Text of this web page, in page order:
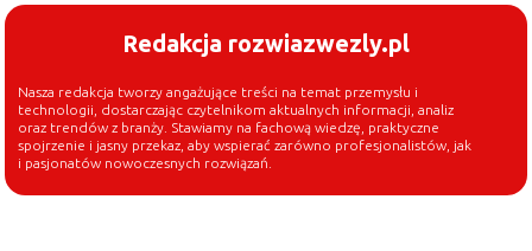
Redakcja rozwiazwezly.pl
Nasza redakcja tworzy angażujące treści na temat przemysłu i
technologii, dostarczając czytelnikom aktualnych informacji, analiz
oraz trendów z branży. Stawiamy na fachową wiedzę, praktyczne
spojrzenie i jasny przekaz, aby wspierać zarówno profesjonalistów, jak
i pasjonatów nowoczesnych rozwiązań.